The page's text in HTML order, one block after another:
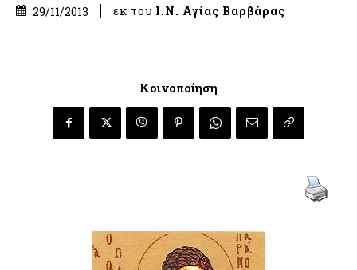
29/11/2013 εκ του Ι.Ν. Αγίας Βαρβάρας
Κοινοποίηση